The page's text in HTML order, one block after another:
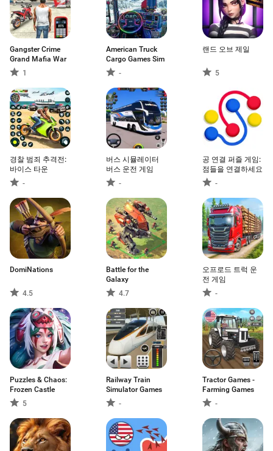
Gangster Crime
Grand Mafia War
1
American Truck
Cargo Games Sim
-
랜드 오브 제일
5
경찰 범죄 추격전:
바이스 타운
-
버스 시뮬레이터
버스 운전 게임
-
공 연결 퍼즐 게임:
점들을 연결하세요
-
DomiNations
4.5
Battle for the
Galaxy
4.7
오프로드 트럭 운
전 게임
-
Puzzles & Chaos:
Frozen Castle
5
Railway Train
Simulator Games
-
Tractor Games -
Farming Games
-